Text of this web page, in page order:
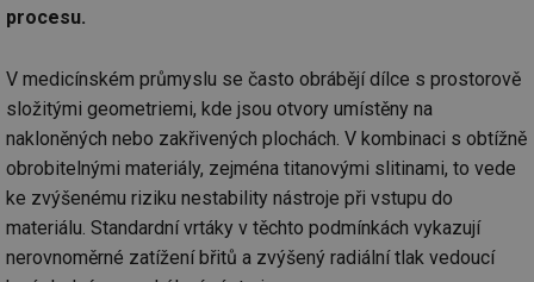
procesu.
V medicínském průmyslu se často obrábějí dílce s prostorově
složitými geometriemi, kde jsou otvory umístěny na
nakloněných nebo zakřivených plochách. V kombinaci s obtížně
obrobitelnými materiály, zejména titanovými slitinami, to vede
ke zvýšenému riziku nestability nástroje při vstupu do
materiálu. Standardní vrtáky v těchto podmínkách vykazují
nerovnoměrné zatížení břitů a zvýšený radiální tlak vedoucí